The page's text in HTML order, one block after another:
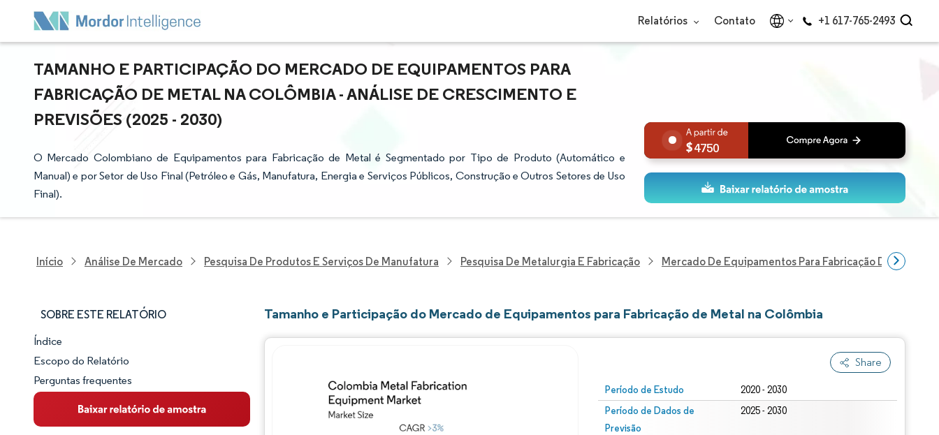
Relatórios Contato +1 617-765-2493
TAMANHO E PARTICIPAÇÃO DO MERCADO DE EQUIPAMENTOS PARA
FABRICAÇÃO DE METAL NA COLÔMBIA - ANÁLISE DE CRESCIMENTO E
PREVISÕES (2025 - 2030)
O Mercado Colombiano de Equipamentos para Fabricação de Metal é Segmentado por Tipo de Produto (Automático e
Manual) e por Setor de Uso Final (Petróleo e Gás, Manufatura, Energia e Serviços Públicos, Construção e Outros Setores de Uso
Final).
4750
Início Análise De Mercado Pesquisa De Produtos E Serviços De Manufatura Pesquisa De Metalurgia E Fabricação Mercado De Equipamentos Para Fabricação De Metal
SOBRE ESTE RELATÓRIO
Panorama do Mercado
Visão Geral do Mercado
Principais Tendências de Mercado
Índice
Escopo do Relatório
Perguntas frequentes
Tamanho e Participação do Mercado de Equipamentos para Fabricação de Metal na Colômbia
Share
Período de Estudo 2020 - 2030
Período de Dados de
Previsão
2025 - 2030